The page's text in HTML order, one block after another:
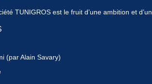
TUNIGROS est le fruit d’une ambition et
(par Alain Savary)